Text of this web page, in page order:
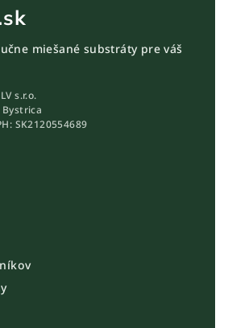
miešané substráty pre váš
s.r.o.
SK2120554689